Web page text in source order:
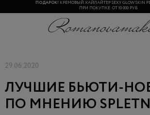
ПОДАРОК! КРЕМОВЫЙ ХАЙЛАЙТЕР SEXY GLOW SKIN
ПРИ ПОКУПКЕ ОТ 10 000 РУБ.
29.06.2020
ЛУЧШИЕ БЬЮТИ-
ПО МНЕНИЮ